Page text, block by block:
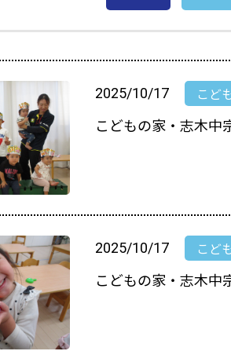
2025/10/17 こど
こどもの家・志木
2025/10/17 こど
こどもの家・志木中